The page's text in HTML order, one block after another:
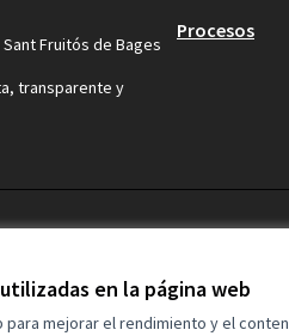
en la página web
mejorar el rendimiento y el
Fruitós de Bages
transparente y
Procesos